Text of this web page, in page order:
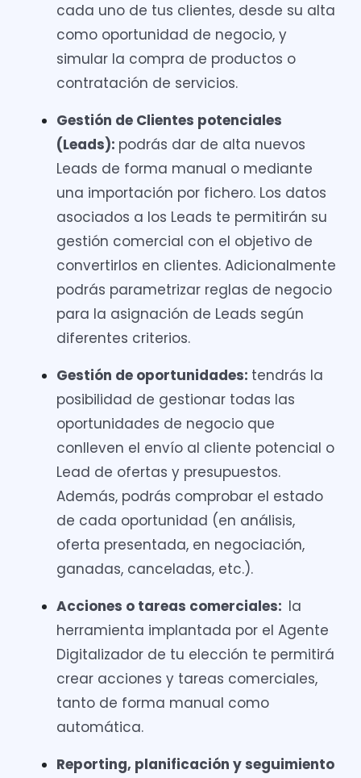
cada uno de tus clientes, desde su alta
como oportunidad de negocio, y
simular la compra de productos o
contratación de servicios.
Gestión de Clientes potenciales
(Leads): podrás dar de alta nuevos
Leads de forma manual o mediante
una importación por fichero. Los datos
asociados a los Leads te permitirán su
gestión comercial con el objetivo de
convertirlos en clientes. Adicionalmente
podrás parametrizar reglas de negocio
para la asignación de Leads según
diferentes criterios.
Gestión de oportunidades: tendrás la
posibilidad de gestionar todas las
oportunidades de negocio que
conlleven el envío al cliente potencial o
Lead de ofertas y presupuestos.
Además, podrás comprobar el estado
de cada oportunidad (en análisis,
oferta presentada, en negociación,
ganadas, canceladas, etc.).
Acciones o tareas comerciales: la
herramienta implantada por el Agente
Digitalizador de tu elección te permitirá
crear acciones y tareas comerciales,
tanto de forma manual como
automática.
Reporting, planificación y seguimiento